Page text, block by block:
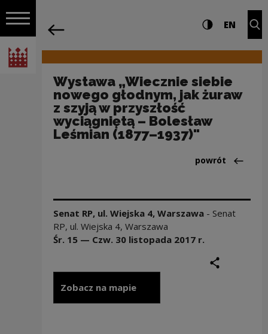
Włącz nawigację
Narodowe Centrum Kultury
Nawigacja Ustawienia i Wysoki
EN
Wystawa „Wiecznie siebie
nowego głodnym, jak żuraw
z szyją w przyszłość
wyciągniętą – Bolesław
Leśmian (1877–1937)"
Powrót
powrót
Senat RP, ul. Wiejska 4, Warszawa - Senat
RP, ul. Wiejska 4, Warszawa
Śr. 15 — Czw. 30 listopada 2017r.
Zobacz na mapie